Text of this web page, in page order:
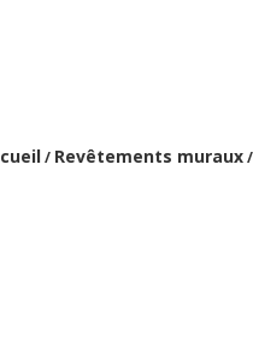
/ Revêtements muraux/